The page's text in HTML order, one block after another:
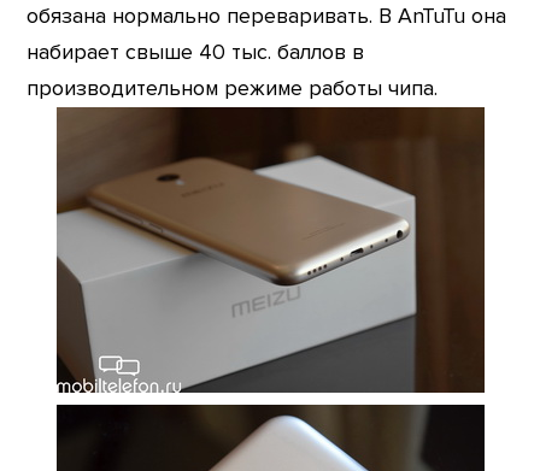
обязана нормально переваривать. В AnTuTu она
набирает свыше 40 тыс. баллов в
производительном режиме работы чипа.